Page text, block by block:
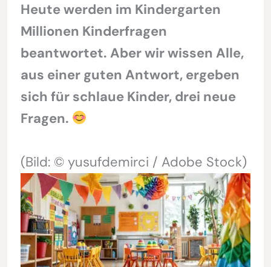
Heute werden im Kindergarten
Millionen Kinderfragen
beantwortet. Aber wir wissen Alle,
aus einer guten Antwort, ergeben
sich für schlaue Kinder, drei neue
Fragen.
(Bild: © yusufdemirci / Adobe Stock)